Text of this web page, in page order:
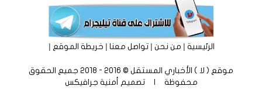
الرئيسية|من نحن|تواصل معنا|خريطة الموقع |
موقع ( لا ) الأخباري المستقل © 2016 - 2018 جميع الحقوق
محفوظة | تصميم أمنية جرافيكس